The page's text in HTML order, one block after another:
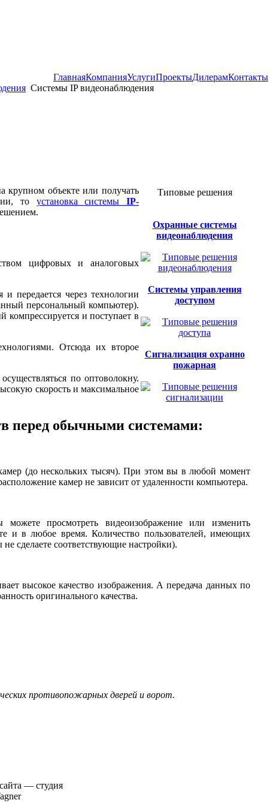
ГлавнаяКомпанияУслугиПроектыДилерамКонтакты
Системы IP видеонаблюдения
Типовые решения
Охранные системы
видеонаблюдения
Системы управления
доступом
Сигнализация охранно
пожарная
крупном объекте или получать
то установка системыIP-
цифровых и аналоговых
передается через технологии
персональный компьютер).
и поступает в
Отсюда их второе
по оптоволокну.
скорость и максимальное
перед обычными системами:
(до нескольких тысяч). При этом вы в любой момент
камер не зависит от удаленности компьютера.
просмотреть видеоизображение или изменить
и в любое время. Количество пользователей, имеющих
сделаете соответствующие настройки).
высокое качество изображения. А передача данных по
оригинального качества.
противопожарных дверей и ворот.
— студия